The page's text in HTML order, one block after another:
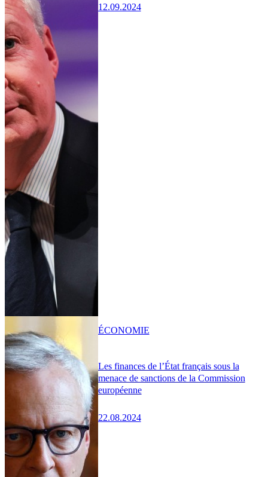
12.09.2024
Les finances de l’État français sous la
menace de sanctions de la Commission
européenne
22.08.2024
ÉCONOMIE